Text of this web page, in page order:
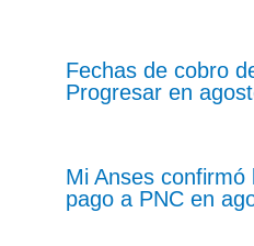
Fechas de cobro
Progresar en
Mi Anses confirmó
pago a PNC en